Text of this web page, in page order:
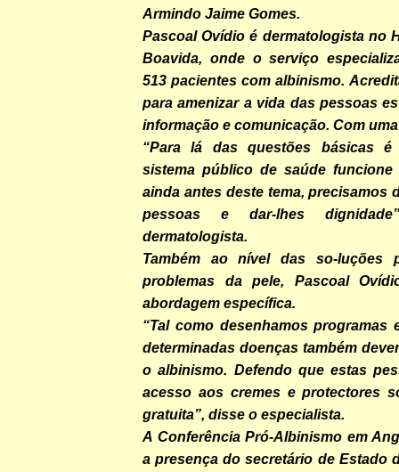
Armindo Jaime Gomes.
Pascoal Ovídio é dermatologista no
Boavida, onde o serviço
513 pacientes com albinismo.
para amenizar a vida das pessoas
informação e comunicação. Com
“Para lá das questões básicas
sistema público de saúde funcione
ainda antes deste tema, precisamos
pessoas e dar-lhes
dermatologista.
Também ao nível das so-luções
problemas da pele, Pascoal
abordagem específica.
“Tal como desenhamos programas
determinadas doenças também
o albinismo. Defendo que estas
acesso aos cremes e protectores
gratuita”, disse o especialista.
A Conferência Pró-Albinismo em
a presença do secretário de Estado